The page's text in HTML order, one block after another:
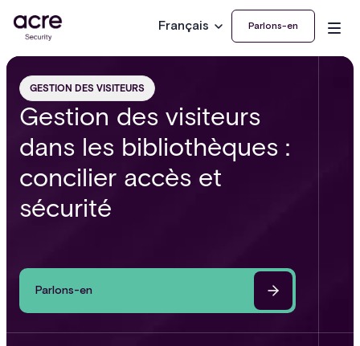
Français Parlons-en
GESTION DES VISITEURS
Gestion des visiteurs
dans les bibliothèques :
concilier accès et
sécurité
Parlons-en